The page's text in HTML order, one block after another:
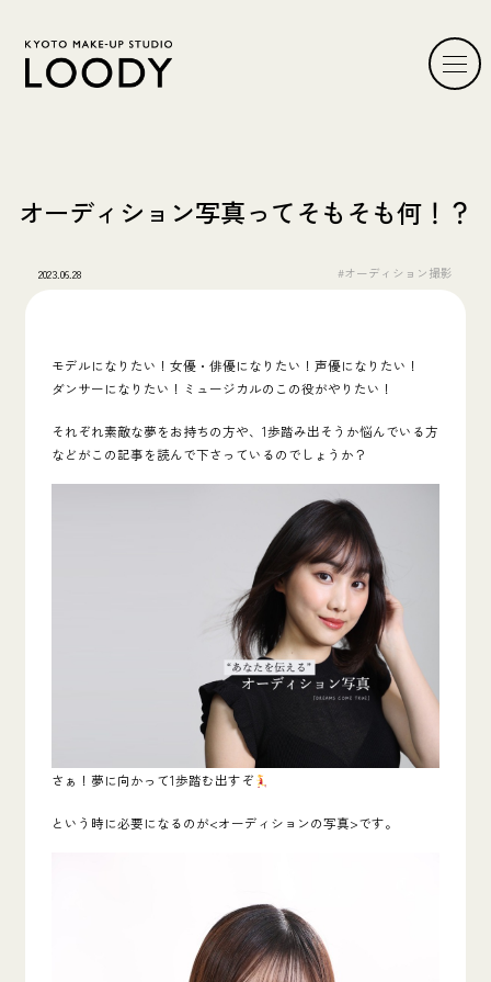
オーディション写真ってそもそも何！？
2023.06.28 #オーディション撮影
モデルになりたい！女優・俳優になりたい！声優になりたい！
ダンサーになりたい！ミュージカルのこの役がやりたい！
それぞれ素敵な夢をお持ちの方や、1歩踏み出そうか悩んでいる方
などがこの記事を読んで下さっているのでしょうか？
さぁ！夢に向かって1歩踏む出すぞ
という時に必要になるのが<オーディションの写真>です。